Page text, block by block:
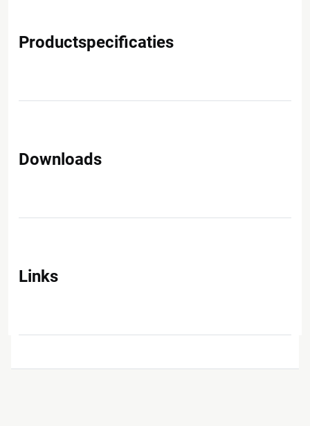
Productspecificaties
Downloads
Links